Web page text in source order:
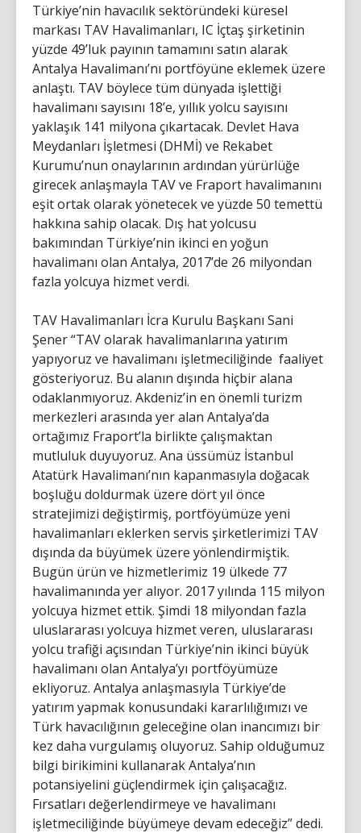
Türkiye’nin havacılık sektöründeki küresel
markası TAV Havalimanları, IC İçtaş şirketinin
yüzde 49’luk payının tamamını satın alarak
Antalya Havalimanı’nı portföyüne eklemek üzere
anlaştı. TAV böylece tüm dünyada işlettiği
havalimanı sayısını 18’e, yıllık yolcu sayısını
yaklaşık 141 milyona çıkartacak. Devlet Hava
Meydanları İşletmesi (DHMİ) ve Rekabet
Kurumu’nun onaylarının ardından yürürlüğe
girecek anlaşmayla TAV ve Fraport havalimanını
eşit ortak olarak yönetecek ve yüzde 50 temettü
hakkına sahip olacak. Dış hat yolcusu
bakımından Türkiye’nin ikinci en yoğun
havalimanı olan Antalya, 2017’de 26 milyondan
fazla yolcuya hizmet verdi.
TAV Havalimanları İcra Kurulu Başkanı Sani
Şener “TAV olarak havalimanlarına yatırım
yapıyoruz ve havalimanı işletmeciliğinde faaliyet
gösteriyoruz. Bu alanın dışında hiçbir alana
odaklanmıyoruz. Akdeniz’in en önemli turizm
merkezleri arasında yer alan Antalya’da
ortağımız Fraport’la birlikte çalışmaktan
mutluluk duyuyoruz. Ana üssümüz İstanbul
Atatürk Havalimanı’nın kapanmasıyla doğacak
boşluğu doldurmak üzere dört yıl önce
stratejimizi değiştirmiş, portföyümüze yeni
havalimanları eklerken servis şirketlerimizi TAV
dışında da büyümek üzere yönlendirmiştik.
Bugün ürün ve hizmetlerimiz 19 ülkede 77
havalimanında yer alıyor. 2017 yılında 115 milyon
yolcuya hizmet ettik. Şimdi 18 milyondan fazla
uluslararası yolcuya hizmet veren, uluslararası
yolcu trafiği açısından Türkiye’nin ikinci büyük
havalimanı olan Antalya’yı portföyümüze
ekliyoruz. Antalya anlaşmasıyla Türkiye’de
yatırım yapmak konusundaki kararlılığımızı ve
Türk havacılığının geleceğine olan inancımızı bir
kez daha vurgulamış oluyoruz. Sahip olduğumuz
bilgi birikimini kullanarak Antalya’nın
potansiyelini güçlendirmek için çalışacağız.
Fırsatları değerlendirmeye ve havalimanı
işletmeciliğinde büyümeye devam edeceğiz” dedi.